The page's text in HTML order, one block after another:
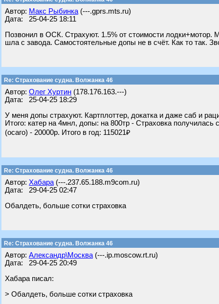
Автор: Макс Рыбинка (---.gprs.mts.ru)
Дата: 25-04-25 18:11
Позвонил в ОСК. Страхуют. 1.5% от стоимости лодки+мотор.
шла с завода. Самостоятельные допы не в счёт. Как то так.
Re: Страхование судна. Волжанка 46
Автор: Олег Хуртин (178.176.163.---)
Дата: 25-04-25 18:29
У меня допы страхуют. Картплоттер, докатка и даже саб и
Итого: катер на 4мнл, допы: на 800тр - Страховка
(осаго) - 20000р. Итого в год: 115021₽
Re: Страхование судна. Волжанка 46
Автор: Хабара (---.237.65.188.m9com.ru)
Дата: 29-04-25 02:47
Обалдеть, больше сотки страховка
Re: Страхование судна. Волжанка 46
Автор: Александр\Москва (---.ip.moscow.rt.ru)
Дата: 29-04-25 20:49
Хабара писал:
> Обалдеть, больше сотки страховка